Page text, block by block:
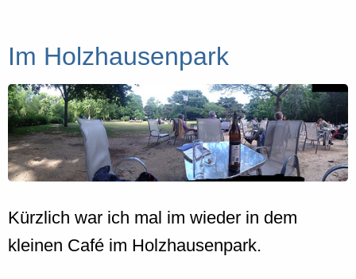
Im Holzhausenpark
Kürzlich war ich mal im wieder in dem
kleinen Café im Holzhausenpark.